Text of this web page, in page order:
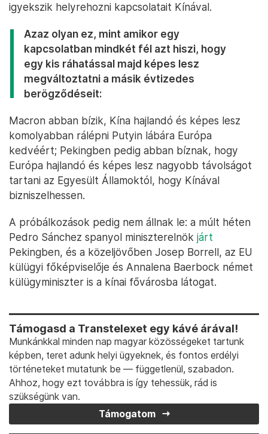
igyekszik helyrehozni kapcsolatait Kínával.
Azaz olyan ez, mint amikor egy
kapcsolatban mindkét fél azt hiszi, hogy
egy kis ráhatással majd képes lesz
megváltoztatni a másik évtizedes
berögződéseit:
Macron abban bízik, Kína hajlandó és képes lesz
komolyabban rálépni Putyin lábára Európa
kedvéért; Pekingben pedig abban bíznak, hogy
Európa hajlandó és képes lesz nagyobb távolságot
tartani az Egyesült Államoktól, hogy Kínával
bizniszelhessen.
A próbálkozások pedig nem állnak le: a múlt héten
Pedro Sánchez spanyol miniszterelnök járt
Pekingben, és a közeljövőben Josep Borrell, az EU
külügyi főképviselője és Annalena Baerbock német
külügyminiszter is a kínai fővárosba látogat.
Támogasd a Transtelexet egy kávé árával!
Munkánkkal minden nap magyar közösségeket tartunk
képben, teret adunk helyi ügyeknek, és fontos erdélyi
történeteket mutatunk be — függetlenül, szabadon.
Ahhoz, hogy ezt továbbra is így tehessük, rád is
szükségünk van.
Támogatom